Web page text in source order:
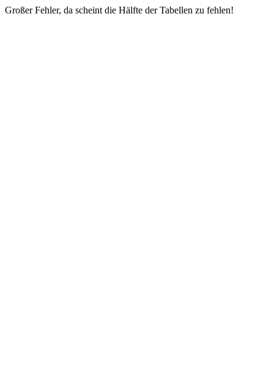
Großer Fehler, da scheint die Hälfte der Tabellen zu fehlen!